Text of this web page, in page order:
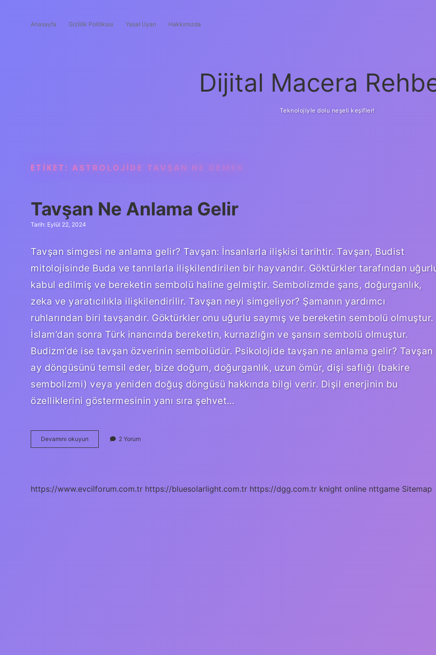
Anasayfa Gizlilik Politikası Yasal Uyarı Hakkımızda
Dijital Macera
Teknolojiyle dolu neşeli keşifler!
ETIKET: ASTROLOJIDE TAVŞAN NE DEMEK
Tavşan Ne Anlama Gelir
Tarih: Eylül 22, 2024
Tavşan simgesi ne anlama gelir? Tavşan: İnsanlarla ilişkisi tarihtir. Tavşan, Budist
mitolojisinde Buda ve tanrılarla ilişkilendirilen bir hayvandır. Göktürkler tarafından
kabul edilmiş ve bereketin sembolü haline gelmiştir. Sembolizmde şans, doğurganlık,
zeka ve yaratıcılıkla ilişkilendirilir. Tavşan neyi simgeliyor? Şamanın yardımcı
ruhlarından biri tavşandır. Göktürkler onu uğurlu saymış ve bereketin sembolü olmuştur.
İslam’dan sonra Türk inancında bereketin, kurnazlığın ve şansın sembolü olmuştur.
Budizm’de ise tavşan özverinin sembolüdür. Psikolojide tavşan ne anlama gelir? Tavşan
ay döngüsünü temsil eder, bize doğum, doğurganlık, uzun ömür, dişi saflığı (bakire
sembolizmi) veya yeniden doğuş döngüsü hakkında bilgi verir. Dişil enerjinin bu
özelliklerini göstermesinin yanı sıra şehvet…
Devamını okuyun
Ne
2 Yorum
https://www.evcilforum.com.tr https://bluesolarlight.com.tr https://dgg.com.tr knight online nttgame Sitemap